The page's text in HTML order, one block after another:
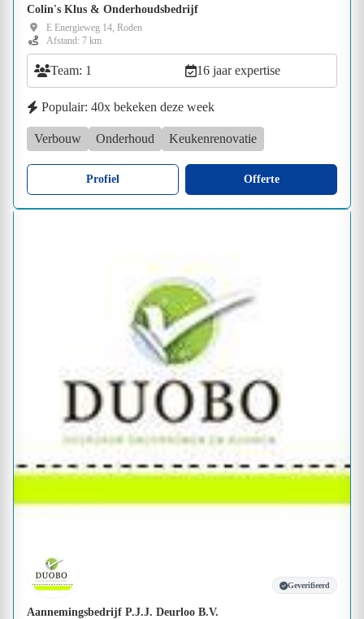
Colin's Klus & Onderhoudsbedrijf
E Energieweg 14, Roden
Afstand: 7 km
Team: 1 16 jaar expertise
Populair: 40x bekeken deze week
Verbouw Onderhoud Keukenrenovatie
Profiel Offerte
Geverifieerd
Aannemingsbedrijf P.J.J. Deurloo B.V.